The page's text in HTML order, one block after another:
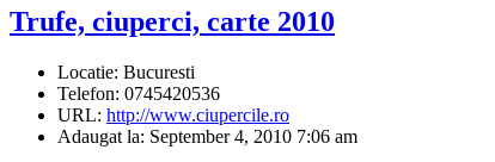
Trufe, ciuperci, carte 2010
Locatie: Bucuresti
Telefon: 0745420536
URL: http://www.ciupercile.ro
Adaugat la: September 4, 2010 7:06 am